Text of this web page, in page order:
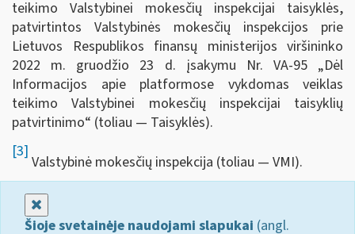
teikimo Valstybinei mokesčių inspekcijai taisyklės,
patvirtintos Valstybinės mokesčių inspekcijos prie
Lietuvos Respublikos finansų ministerijos viršininko
2022 m. gruodžio 23 d. įsakymu Nr. VA-95 „Dėl
Informacijos apie platformose vykdomas veiklas
teikimo Valstybinei mokesčių inspekcijai taisyklių
patvirtinimo“ (toliau — Taisyklės).
[3]
Valstybinė mokesčių inspekcija (toliau — VMI).
Šioje svetainėje naudojami slapukai (angl.